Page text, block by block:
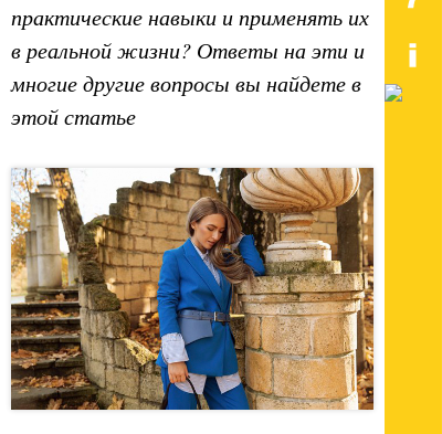
практические навыки и применять их
в реальной жизни? Ответы на эти и
многие другие вопросы вы найдете в
этой статье